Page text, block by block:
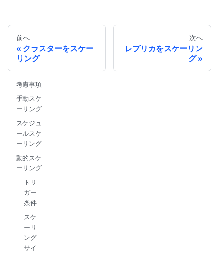
前へ
クラスターをスケー
リング
次へ
レプリカをスケーリン
グ
考慮事項
手動スケ
ーリング
スケジュ
ールスケ
ーリング
動的スケ
ーリング
トリ
ガー
条件
スケ
ーリ
ング
サイ